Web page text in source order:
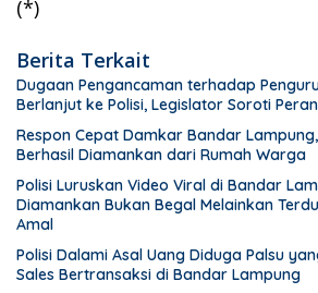
(*)
Berita Terkait
Dugaan Pengancaman terhadap
Berlanjut ke Polisi, Legislator Soroti
Respon Cepat Damkar Bandar
Berhasil Diamankan dari Rumah Warga
Polisi Luruskan Video Viral di Bandar
Diamankan Bukan Begal Melainkan
Amal
Polisi Dalami Asal Uang Diduga Palsu
Sales Bertransaksi di Bandar Lampung